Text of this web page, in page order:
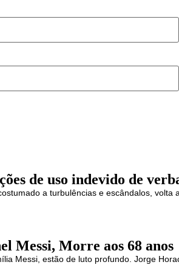
de uso indevido de
a turbulências e escândalos, volta
Messi, Morre aos 68 anos
Messi, estão de luto profundo. Jorge